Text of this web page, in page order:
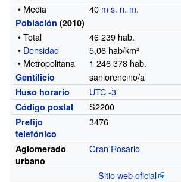
• Media 40 m s. n. m.
Población (2010)
• Total 46 239 hab.
• Densidad
5,06 hab/km²
• Metropolitana
1 246 378 hab.
Gentilicio sanlorencino/a
Huso horario UTC -3
Código postal S2200
Prefijo
telefónico
3476
Aglomerado
urbano
Gran Rosario
Sitio web oficial